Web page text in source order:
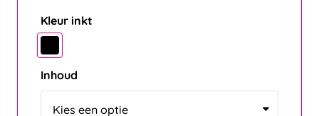
Kleur inkt
Inhoud